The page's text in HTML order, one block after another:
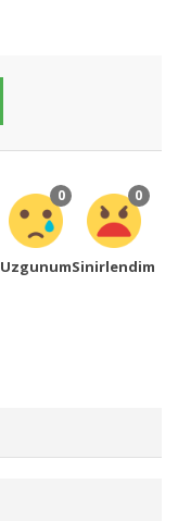
0
Uzgunum
0
Sinirlendim